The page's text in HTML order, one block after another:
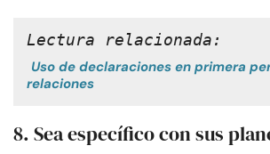
Lectura relacionada:
Uso de declaraciones en primera
relaciones
8. Sea específico con sus